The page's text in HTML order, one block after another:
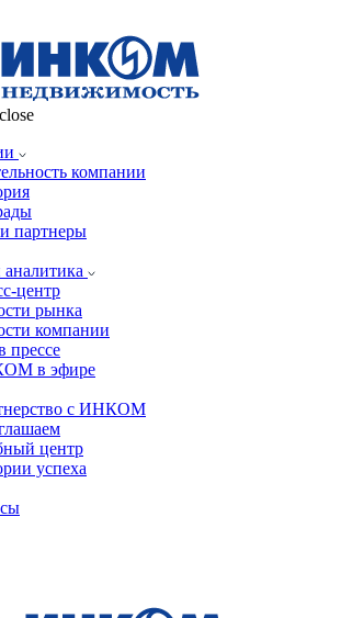
компании
партнеры
центр
рынка
компании
прессе
в эфире
с ИНКОМ
центр
успеха